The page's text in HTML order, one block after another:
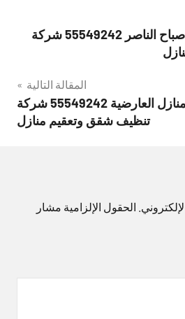
شركات تنظيف منازل صباح الناصر 55549242 شركة
المقالة التالية
شركات تنظيف منازل العارضية 55549242 شركة
تنظيف شقق وتعقيم منازل
الحقول الإلزامية مشار